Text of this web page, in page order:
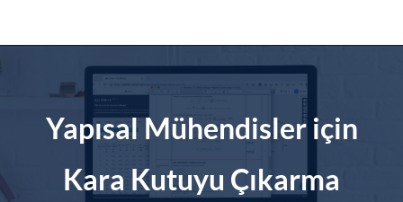
Yapısal Mühendisler için
Kara Kutuyu Çıkarma